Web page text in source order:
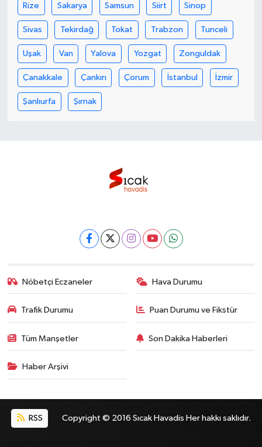
Rize Sakarya Samsun Siirt Sinop
Sivas Tekirdağ Tokat Trabzon Tunceli
Uşak Van Yalova Yozgat Zonguldak
Çanakkale Çankırı Çorum İstanbul İzmir
Şanlıurfa Şırnak
Nöbetçi Eczaneler Hava Durumu
Trafik Durumu Puan Durumu ve Fikstür
Tüm Manşetler Son Dakika Haberleri
Haber Arşivi
RSS Copyright © 2016 Sıcak Havadis Her hakkı saklıdır.